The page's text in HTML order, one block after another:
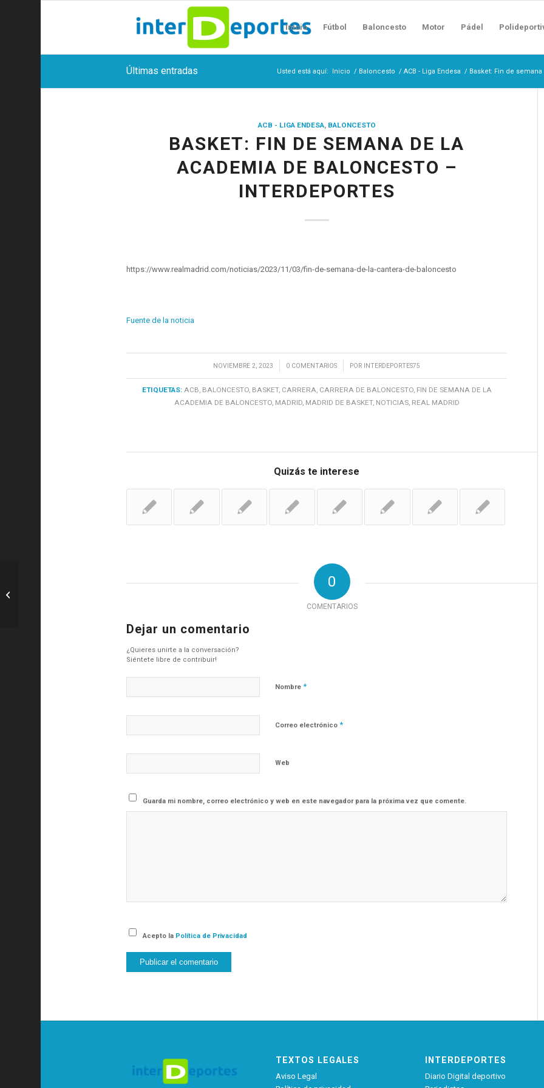
Inicio Fútbol Baloncesto Motor Pádel
Últimas entradas Usted está aquí: Inicio / Baloncesto / ACB - Liga Endesa / Basket: Fin de
ACB - LIGA ENDESA, BALONCESTO
BASKET: FIN DE SEMANA DE LA
ACADEMIA DE BALONCESTO –
INTERDEPORTES
https://www.realmadrid.com/noticias/2023/11/03/fin-de-semana-de-la-cantera-de-baloncesto
Fuente de la noticia
NOVIEMBRE 2, 2023
/ 0 COMENTARIOS
/ POR INTERDEPORTES75
ETIQUETAS: ACB, BALONCESTO, BASKET, CARRERA, CARRERA DE BALONCESTO, FIN DE SEMANA DE LA
ACADEMIA DE BALONCESTO, MADRID, MADRID DE BASKET, NOTICIAS, REAL MADRID
Quizás te interese
0
COMENTARIOS
Dejar un comentario
¿Quieres unirte a la conversación?
Siéntete libre de contribuir!
Nombre *
Correo electrónico *
Web
Guarda mi nombre, correo electrónico y web en este navegador para la próxima vez que comente.
Acepto la Política de Privacidad
TEXTOS LEGALES
Aviso Legal
INTERDEPORTES
Diario Digital deportivo